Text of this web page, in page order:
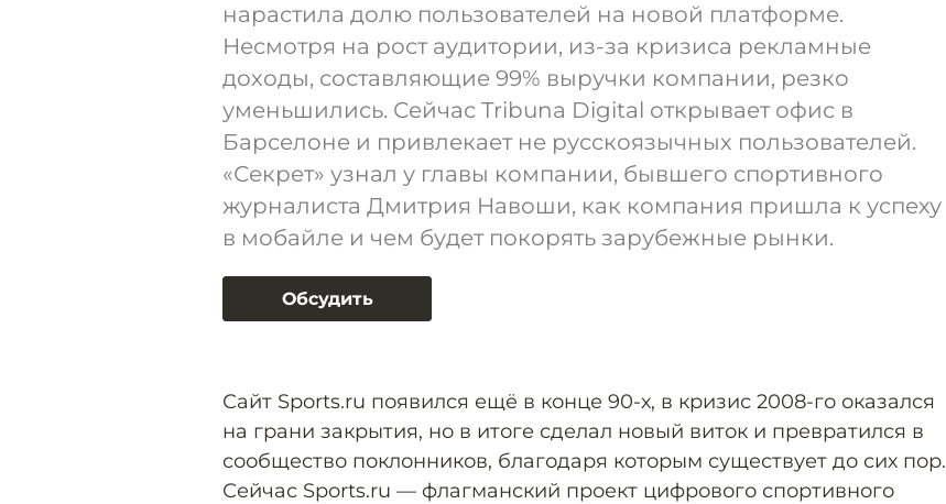
нарастила долю пользователей на новой платформе.
Несмотря на рост аудитории, из-за кризиса рекламные
доходы, составляющие 99% выручки компании, резко
уменьшились. Сейчас Tribuna Digital открывает офис в
Барселоне и привлекает не русскоязычных пользователей.
«Секрет» узнал у главы компании, бывшего спортивного
журналиста Дмитрия Навоши, как компания пришла к успеху
в мобайле и чем будет покорять зарубежные рынки.
Обсудить
Сайт Sports.ru появился ещё в конце 90-х, в кризис 2008-го оказался
на грани закрытия, но в итоге сделал новый виток и превратился в
сообщество поклонников, благодаря которым существует до сих пор.
Сейчас Sports.ru — флагманский проект цифрового спортивного